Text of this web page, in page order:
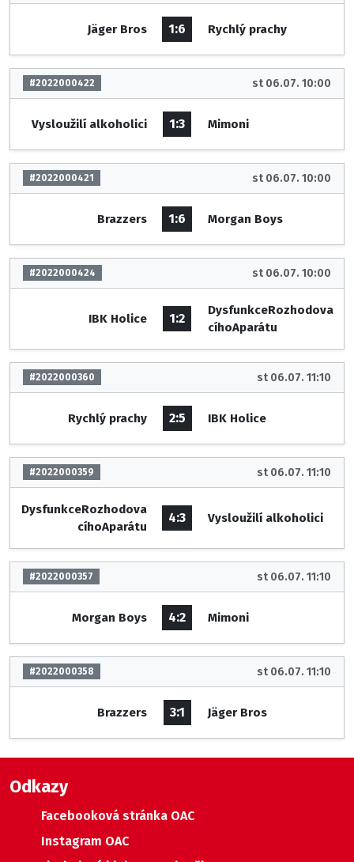
Jäger Bros 1:6 Rychlý prachy
#2022000422 st 06.07. 10:00
Vysloužilí alkoholici 1:3 Mimoni
#2022000421 st 06.07. 10:00
Brazzers 1:6 Morgan Boys
#2022000424 st 06.07. 10:00
IBK Holice 1:2
DysfunkceRozhodova
cíhoAparátu
#2022000360 st 06.07. 11:10
Rychlý prachy 2:5 IBK Holice
#2022000359 st 06.07. 11:10
DysfunkceRozhodova
cíhoAparátu
4:3 Vysloužilí alkoholici
#2022000357 st 06.07. 11:10
Morgan Boys 4:2 Mimoni
#2022000358 st 06.07. 11:10
Brazzers 3:1 Jäger Bros
Odkazy
Facebooková stránka OAC
Instagram OAC